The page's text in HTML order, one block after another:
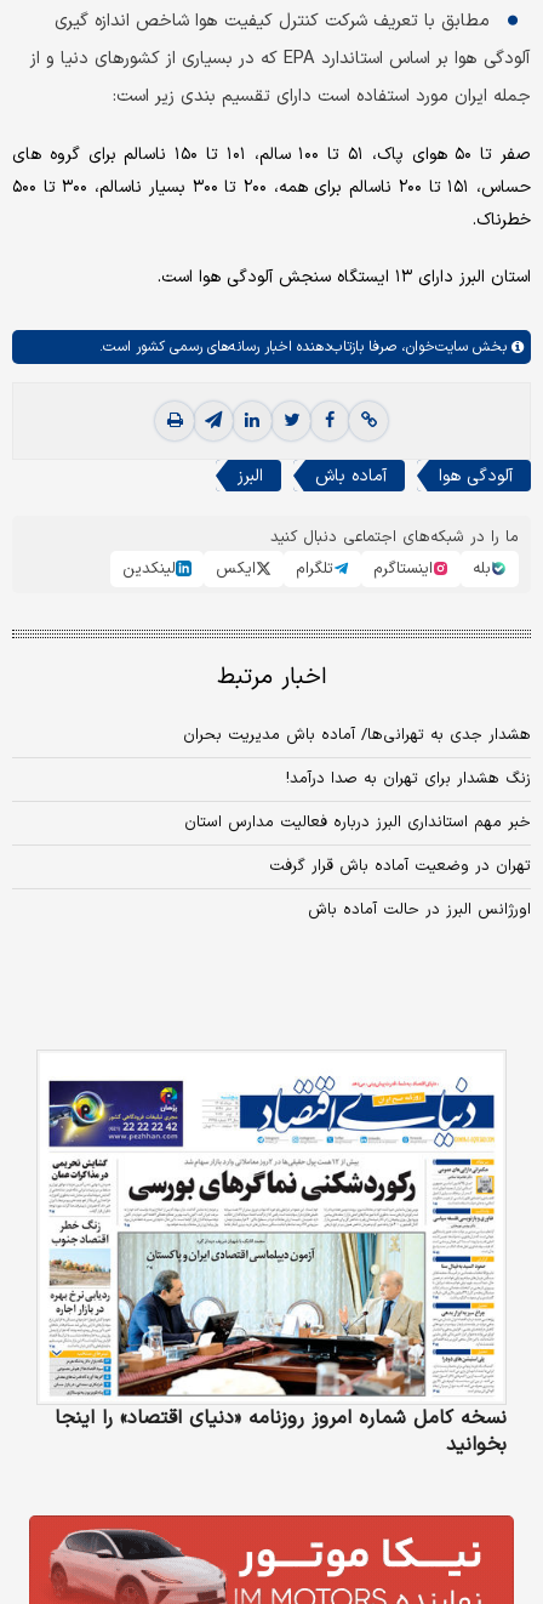
مطابق با تعریف شرکت کنترل کیفیت هوا شاخص اندازه گیری
آلودگی هوا بر اساس استاندارد EPA که در بسیاری از کشورهای دنیا و از
جمله ایران مورد استفاده است دارای تقسیم بندی زیر است:
صفر تا ۵۰ هوای پاک، ۵۱ تا ۱۰۰ سالم، ۱۰۱ تا ۱۵۰ ناسالم برای گروه های
حساس، ۱۵۱ تا ۲۰۰ ناسالم برای همه، ۲۰۰ تا ۳۰۰ بسیار ناسالم، ۳۰۰ تا ۵۰۰
خطرناک.
استان البرز دارای ۱۳ ایستگاه سنجش آلودگی هوا است.
بخش سایت‌خوان، صرفا بازتاب‌دهنده اخبار رسانه‌های رسمی کشور است.
آلودگی هوا آماده باش البرز
ما را در شبکه‌های اجتماعی دنبال کنید
بله
اینستاگرم تلگرام ایکس لینکدین
اخبار مرتبط
هشدار جدی به تهرانی‌ها/ آماده باش مدیریت بحران
زنگ هشدار برای تهران به صدا درآمد!
خبر مهم استانداری البرز درباره فعالیت مدارس استان
تهران در وضعیت آماده باش قرار گرفت
اورژانس البرز در حالت آماده باش
نسخه کامل شماره امروز روزنامه «دنیای‌ اقتصاد» را اینجا
بخوانید